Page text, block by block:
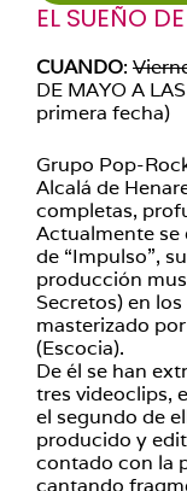
EL SUEÑO
CUANDO:
DE MAYO A
primera fecha)
Grupo Pop-
Alcalá de
completas,
Actualmente se
de “Impulso”,
producción
Secretos) en
masterizado
(Escocia).
De él se han
tres videoclips,
el segundo de
producido y
contado con la
cantando